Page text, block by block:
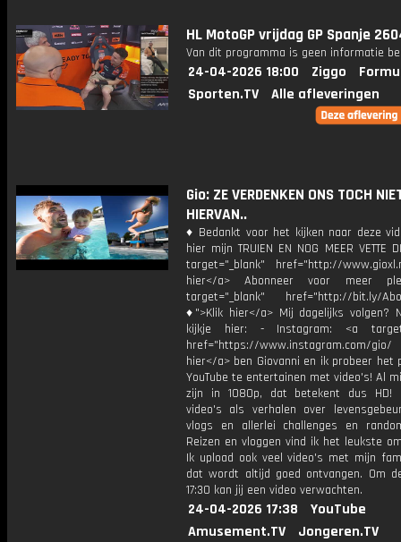
HL MotoGP vrijdag GP Spanje
Van dit programma is geen informatie
24-04-2026 18:00 Ziggo
Sporten.TV
Alle afleveringen
Gio: ZE VERDENKEN ONS TOCH
HIERVAN..
♦ Bedankt voor het kijken naar deze
hier mijn TRUIEN EN NOG MEER VETTE
target="_blank" href="http://
hier</a> Abonneer voor meer
target="_blank" href="http://bit.ly/
♦">Klik hier</a> Mij dagelijks volgen?
kijkje hier: - Instagram: <a
href="https://www.instagram.com/
hier</a> ben Giovanni en ik probeer het
YouTube te entertainen met video's! Al
zijn in 1080p, dat betekent dus HD!
video's als verhalen over
vlogs en allerlei challenges en
Reizen en vloggen vind ik het leukste
Ik upload ook veel video's met mijn
dat wordt altijd goed ontvangen. Om
17:30 kan jij een video verwachten.
24-04-2026 17:38
YouTube
Amusement.TV
Jongeren.TV